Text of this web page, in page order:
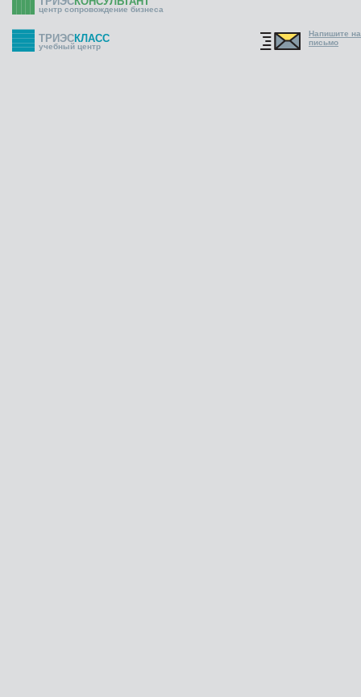
центр сопровождение бизнеса
ТРИЭСКЛАСС
учебный центр
Напишите
письмо